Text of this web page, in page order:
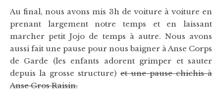
Au final, nous avons mis 3h de voiture à voiture en
prenant largement notre temps et en laissant
marcher petit Jojo de temps à autre. Nous avons
aussi fait une pause pour nous baigner à Anse Corps
de Garde (les enfants adorent grimper et sauter
depuis la grosse structure)et une pause chichis à
Anse Gros Raisin.